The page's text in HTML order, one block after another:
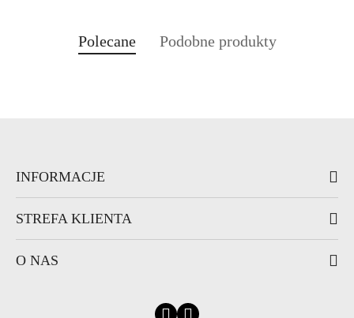
Pomiń karuzelę produktów
Produkty
Polecane
Produkty
Podobne produkty
INFORMACJE
STREFA KLIENTA
O NAS